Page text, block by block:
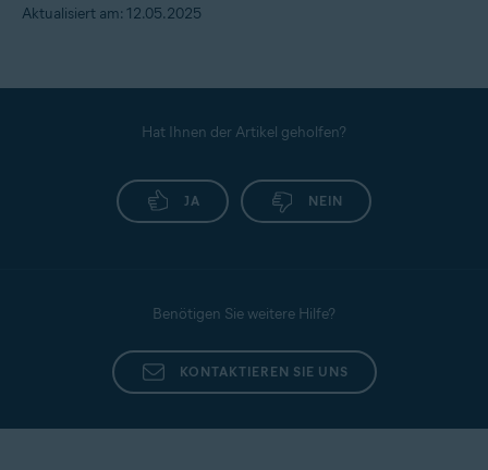
Aktualisiert am: 12.05.2025
Hat Ihnen der Artikel geholfen?
JA NEIN
Benötigen Sie weitere Hilfe?
KONTAKTIEREN SIE UNS